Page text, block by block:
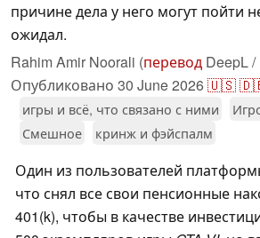
причине дела у него могут пойти
ожидал.
Rahim Amir Noorali (перевод DeepL
Опубликовано 30 June 2026🇺🇸
игры и всё, что связано с ними
Смешное
кринж и фэйспалм
Один из пользователей
что снял все свои пенсионные
401(k), чтобы в качестве